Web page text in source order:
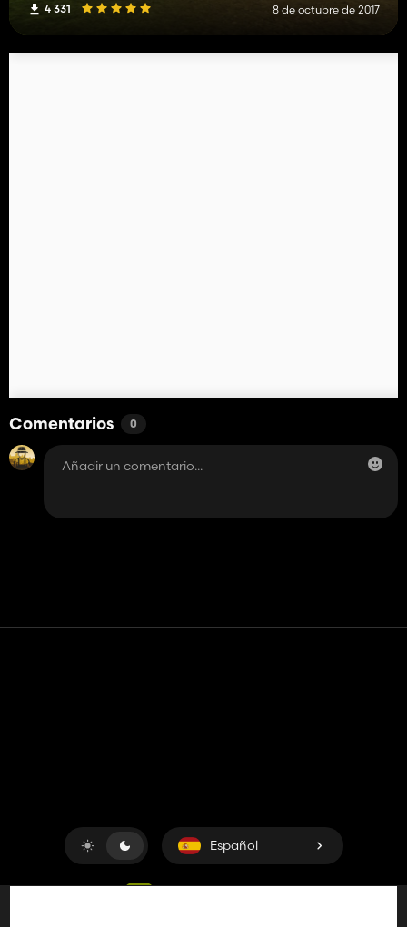
4 331 8 de octubre de 2017
Comentarios 0
Español